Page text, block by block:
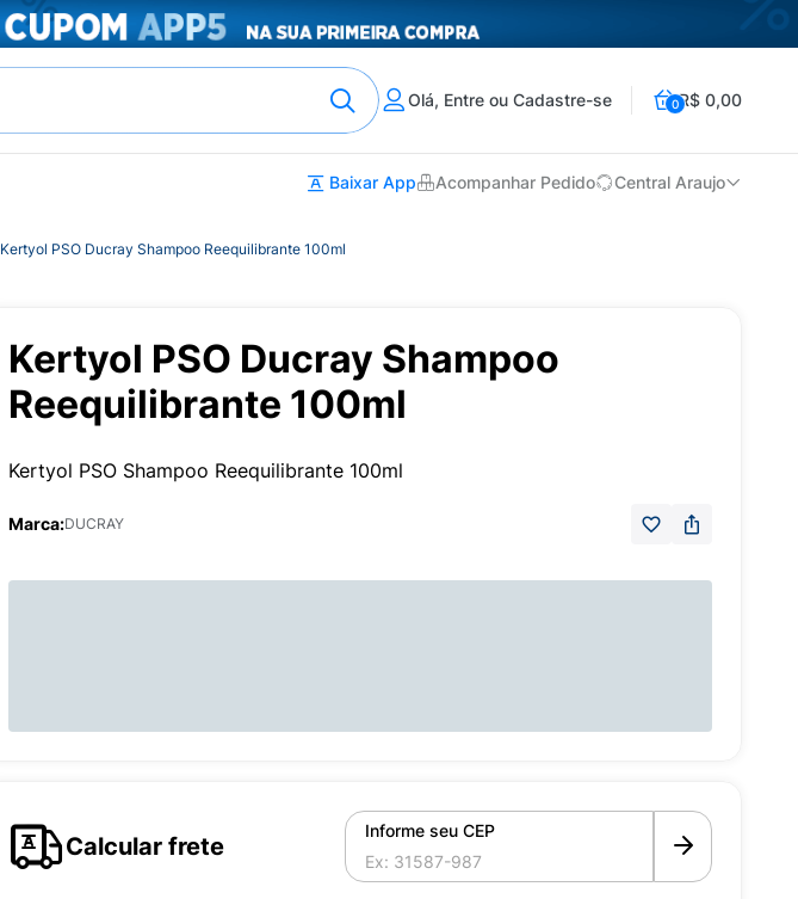
Olá, Entre ou Cadastre-se 0R$ 0,00
Baixar App Acompanhar Pedido Central Araujo
Kertyol PSO Ducray Shampoo Reequilibrante 100ml
Kertyol PSO Ducray Shampoo
Reequilibrante 100ml
Kertyol PSO Shampoo Reequilibrante 100ml
Marca:DUCRAY
Calcular frete
Informe seu CEP